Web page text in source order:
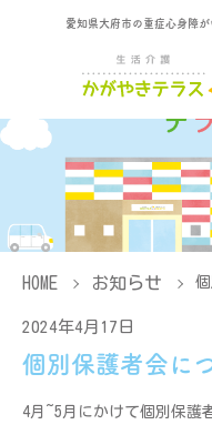
愛知県大府市の重症心身障
HOME お知らせ
2024年4月17日
個別保護者会に
4月~5月にかけて個別保護